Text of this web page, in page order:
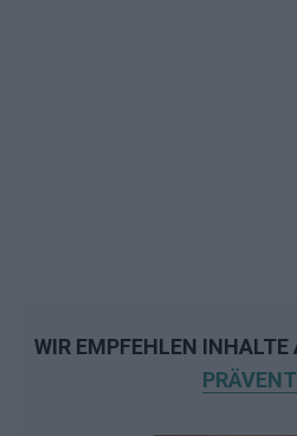
WIR EMPFEHLEN INHALTE